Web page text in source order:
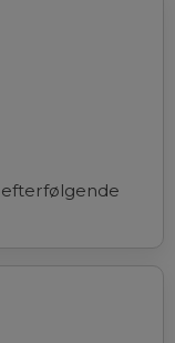
efterfølgende